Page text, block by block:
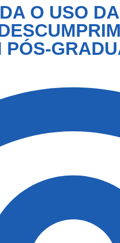
O USO
PÓS-